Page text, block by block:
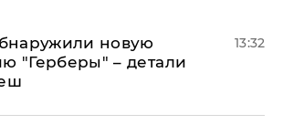
новую
"Герберы" – детали
13:32